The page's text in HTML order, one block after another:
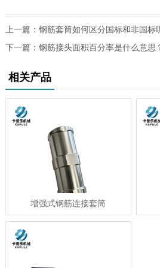
上一篇： 钢筋套筒如何区分国标和非国标
下一篇： 钢筋接头面积百分率是什么意思
相关产品
增强式钢筋连接套筒